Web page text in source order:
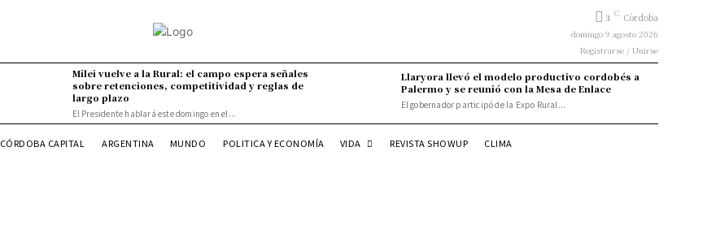
3 C Córdoba
domingo 9 agosto 2026
Registrarse / Unirse
Milei vuelve a la Rural: el campo espera señales
sobre retenciones, competitividad y reglas de
largo plazo
El Presidente hablará este domingo en el...
Llaryora llevó el modelo productivo cordobés a
Palermo y se reunió con la Mesa de Enlace
El gobernador participó de la Expo Rural...
CÓRDOBA CAPITAL ARGENTINA MUNDO POLITICA Y ECONOMÍA VIDA REVISTA SHOWUP CLIMA